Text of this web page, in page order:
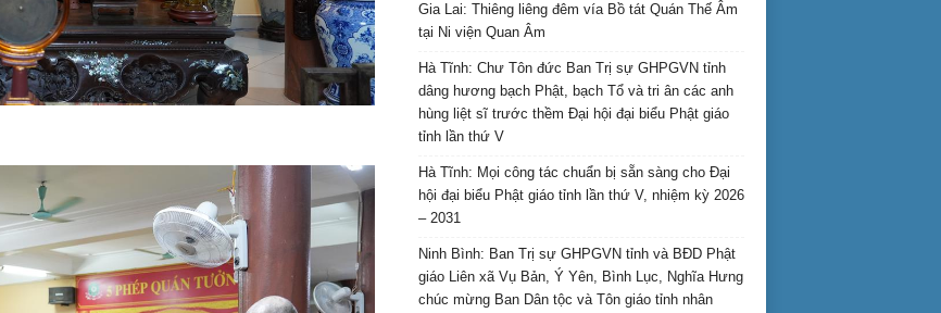
Gia Lai: Thiêng liêng đêm vía Bồ tát Quán Thế Âm
tại Ni viện Quan Âm
Hà Tĩnh: Chư Tôn đức Ban Trị sự GHPGVN tỉnh
dâng hương bạch Phật, bạch Tổ và tri ân các anh
hùng liệt sĩ trước thềm Đại hội đại biểu Phật giáo
tỉnh lần thứ V
Hà Tĩnh: Mọi công tác chuẩn bị sẵn sàng cho Đại
hội đại biểu Phật giáo tỉnh lần thứ V, nhiệm kỳ 2026
– 2031
Ninh Bình: Ban Trị sự GHPGVN tỉnh và BĐD Phật
giáo Liên xã Vụ Bản, Ý Yên, Bình Lục, Nghĩa Hưng
chúc mừng Ban Dân tộc và Tôn giáo tỉnh nhân